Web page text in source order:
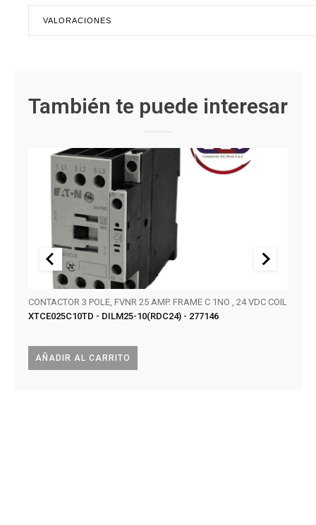
VALORACIONES
También te puede interesar
AÑADIR AL CARRITO
CONTACTOR 3 POLE, FVNR 25 AMP. FRAME C 1NO , 24 VDC COIL
XTCE025C10TD - DILM25-10(RDC24) - 277146